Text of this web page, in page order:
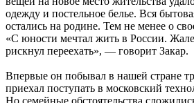
одежду и постельное белье. Вся
остались на родине. Тем не менее о
«С юности мечтал жить в России.
рискнул переехать», — говорит Закар.
Впервые он побывал в нашей стране
приехал поступать в московский
Но семейные обстоятельства